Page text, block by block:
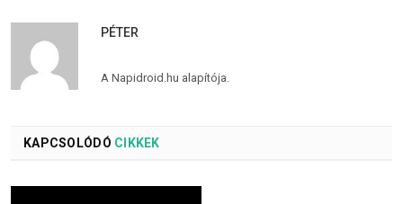
PÉTER
A Napidroid.hu alapítója.
KAPCSOLÓDÓ CIKKEK